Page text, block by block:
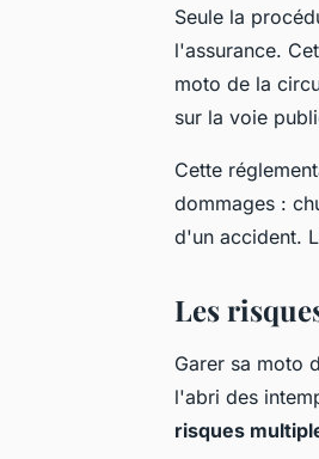
Seule la
l'assurance.
moto de la
sur la voie
Cette
dommages :
d'un accident.
Les
Garer sa moto
l'abri des
risques